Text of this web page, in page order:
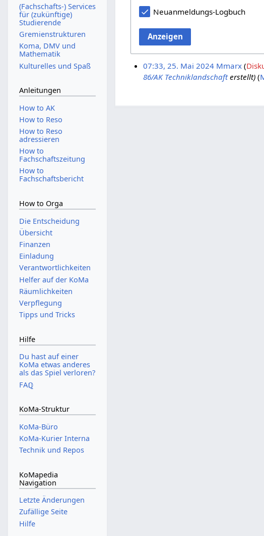
Neuanmeldungs-Logbuch
Anzeigen
07:33, 25. Mai 2024 Mmarx
86/AK Techniklandschafterstellt)
(Fachschafts-) Services
für (zukünftige)
Studierende
Gremienstrukturen
Koma, DMV und
Mathematik
Kulturelles und Spaß
Anleitungen
How to AK
How to Reso
How to Reso
adressieren
How to
Fachschaftszeitung
How to
Fachschaftsbericht
How to Orga
Die Entscheidung
Übersicht
Finanzen
Einladung
Verantwortlichkeiten
Helfer auf der KoMa
Räumlichkeiten
Verpflegung
Tipps und Tricks
Hilfe
Du hast auf einer
KoMa etwas anderes
als das Spiel verloren?
FAℚ
KoMa-Struktur
KoMa-Büro
KoMa-Kurier Interna
Technik und Repos
KoMapedia
Navigation
Letzte Änderungen
Zufällige Seite
Hilfe